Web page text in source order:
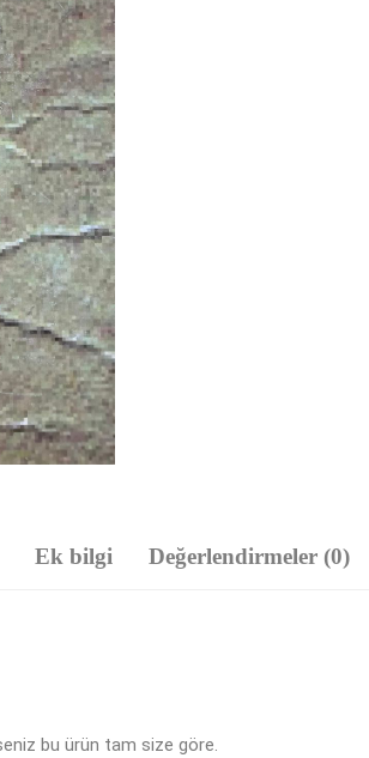
Ek bilgi Değerlendirmeler (0)
bu ürün tam size göre.